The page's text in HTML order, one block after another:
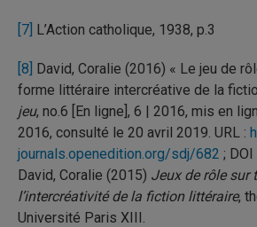
[7] L’Action catholique, 1938, p.3
[8] David, Coralie (2016) « Le jeu de
forme littéraire intercréative de la
jeu, no.6 [En ligne], 6 | 2016, mis en
2016, consulté le 20 avril 2019. URL :
journals.openedition.org/sdj/682 ;
David, Coralie (2015) Jeux de rôle sur
l’intercréativité de la fiction littéraire,
Université Paris XIII.